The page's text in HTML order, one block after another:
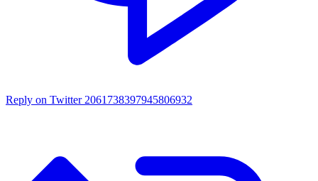
Reply on Twitter 2061738397945806932